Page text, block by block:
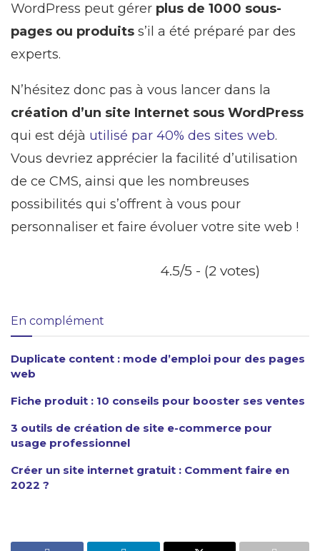
WordPress peut gérer plus de 1000 sous-
pages ou produits s’il a été préparé par des
experts.
N’hésitez donc pas à vous lancer dans la
création d’un site Internet sous WordPress
qui est déjà utilisé par 40% des sites web.
Vous devriez apprécier la facilité d’utilisation
de ce CMS, ainsi que les nombreuses
possibilités qui s’offrent à vous pour
personnaliser et faire évoluer votre site web !
4.5/5 - (2 votes)
En complément
Duplicate content : mode d’emploi pour des pages
web
Fiche produit : 10 conseils pour booster ses ventes
3 outils de création de site e-commerce pour
usage professionnel
Créer un site internet gratuit : Comment faire en
2022 ?